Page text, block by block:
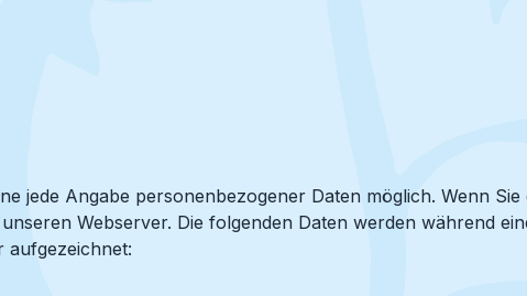
jede Angabe personenbezogener Daten möglich. Wenn Sie
Webserver. Die folgenden Daten werden während
aufgezeichnet: